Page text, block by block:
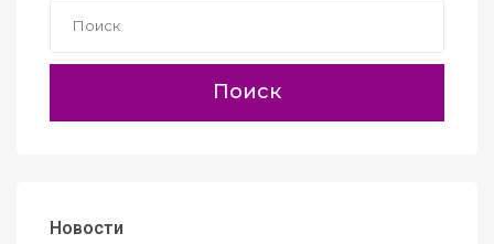
Поиск
Новости